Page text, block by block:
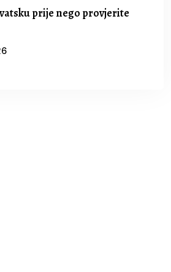
prije nego provjerite